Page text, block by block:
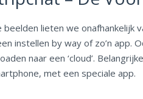
beelden lieten we onafhankelijk
instellen by way of zo’n app.
naar een ‘cloud’.
met een speciale app.